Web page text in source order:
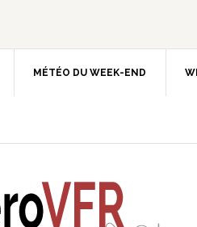
MÉTÉO DU WEEK-END